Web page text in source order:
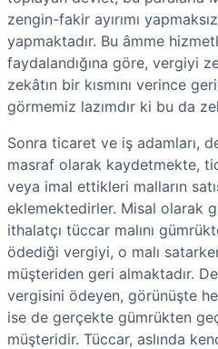
zengin-fakir ayırımı
yapmaktadır. Bu âmme
faydalandığına göre, vergiyi
zekâtın bir kısmını verince
görmemiz lazımdır ki bu da
Sonra ticaret ve iş adamları,
masraf olarak kaydetmekte,
veya imal ettikleri malların
eklemektedirler. Misal olarak
ithalatçı tüccar malını
ödediği vergiyi, o malı
müşteriden geri almaktadır.
vergisini ödeyen, görünüşte
ise de gerçekte gümrükten
müşteridir. Tüccar, aslında